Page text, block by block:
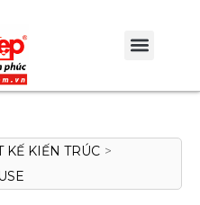
KẾ KIẾN TRÚC >